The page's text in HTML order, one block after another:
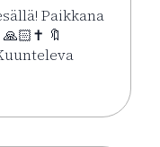
Paikkana
🔖
rukoushetket